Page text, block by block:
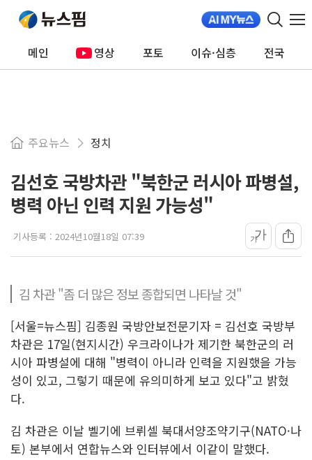
메인 영상 포토 이슈·심층 전국
주요뉴스 정치
김선호 국방차관 "북한군 러시아 파병설,
병력 아닌 인력 지원 가능성"
기사등록 : 2024년10월18일 07:39 가가
김 차관 "좀 더 많은 정보 종합되면 나타날 것"
[서울=뉴스핌] 김종원 국방안보전문기자 = 김선호 국방부
차관은 17일(현지시간) 우크라이나가 제기한 북한군의 러
시아 파병설에 대해 "병력이 아니라 인력을 지원했을 가능
성이 있고, 그렇기 때문에 유의미하게 보고 있다"고 밝혔
다.
김 차관은 이날 벨기에 브뤼셀 북대서양조약기구(NATO·나
토) 본부에서 연합뉴스와 인터뷰에서 이같이 말했다.